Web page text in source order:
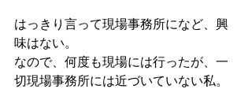
はっきり言って現場事務所になど、興
味はない。
なので、何度も現場には行ったが、一
切現場事務所には近づいていない私。